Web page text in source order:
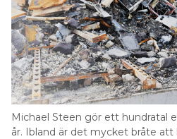
Michael Steen gör ett hundratal
år. Ibland är det mycket bråte att